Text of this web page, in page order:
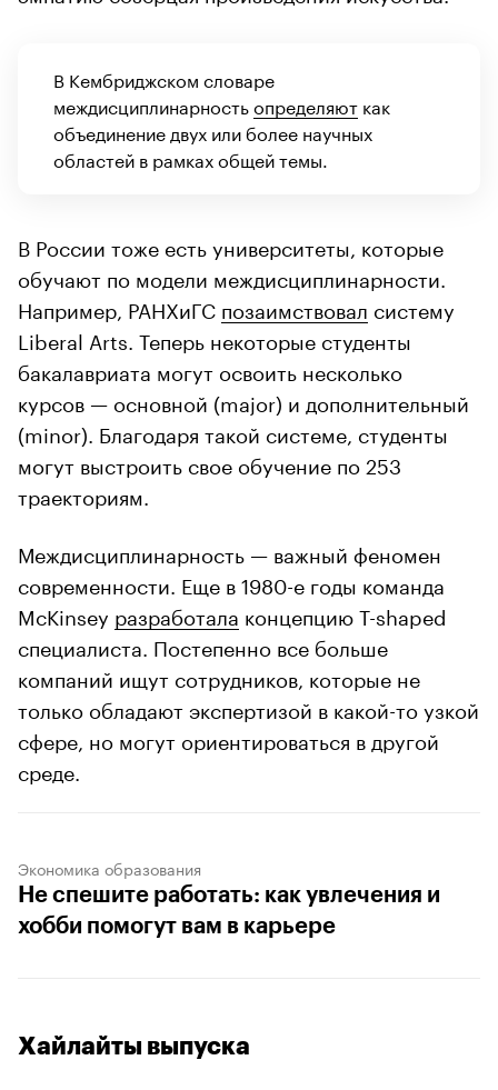
В Кембриджском словаре
междисциплинарностьопределяют как
объединение двух или более научных
областей в рамках общей темы.
В России тоже есть университеты, которые
обучают по модели междисциплинарности.
Например, РАНХиГС позаимствовал систему
Liberal Arts. Теперь некоторые студенты
бакалавриата могут освоить несколько
курсов — основной (major) и дополнительный
(minor). Благодаря такой системе, студенты
могут выстроить свое обучение по 253
траекториям.
Междисциплинарность — важный феномен
современности. Еще в 1980-е годы команда
McKinsey разработала концепцию T-shaped
специалиста. Постепенно все больше
компаний ищут сотрудников, которые не
только обладают экспертизой в какой-то узкой
сфере, но могут ориентироваться в другой
среде.
Экономика образования
Не спешите работать: как увлечения и
хобби помогут вам в карьере
Хайлайты выпуска